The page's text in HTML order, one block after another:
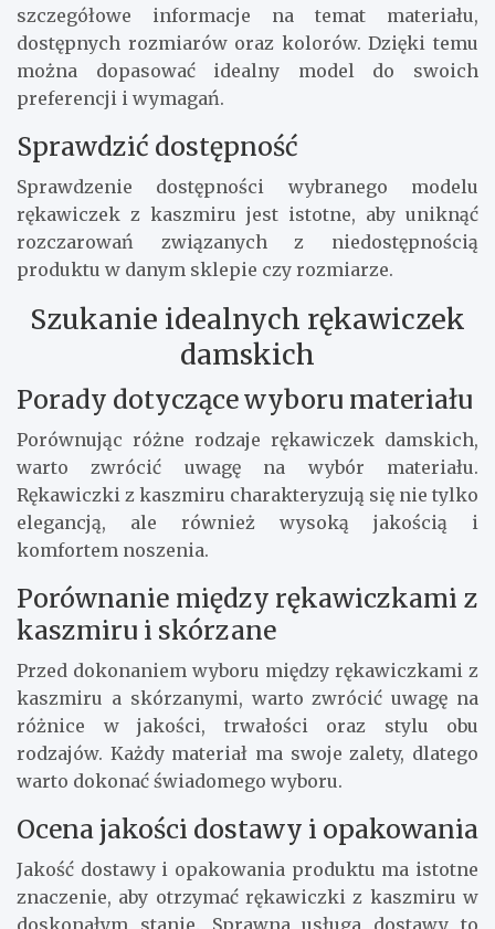
szczegółowe informacje na temat materiału,
dostępnych rozmiarów oraz kolorów. Dzięki temu
można dopasować idealny model do swoich
preferencji i wymagań.
Sprawdzić dostępność
Sprawdzenie dostępności wybranego modelu
rękawiczek z kaszmiru jest istotne, aby uniknąć
rozczarowań związanych z niedostępnością
produktu w danym sklepie czy rozmiarze.
Szukanie idealnych rękawiczek
damskich
Porady dotyczące wyboru materiału
Porównując różne rodzaje rękawiczek damskich,
warto zwrócić uwagę na wybór materiału.
Rękawiczki z kaszmiru charakteryzują się nie tylko
elegancją, ale również wysoką jakością i
komfortem noszenia.
Porównanie między rękawiczkami z
kaszmiru i skórzane
Przed dokonaniem wyboru między rękawiczkami z
kaszmiru a skórzanymi, warto zwrócić uwagę na
różnice w jakości, trwałości oraz stylu obu
rodzajów. Każdy materiał ma swoje zalety, dlatego
warto dokonać świadomego wyboru.
Ocena jakości dostawy i opakowania
Jakość dostawy i opakowania produktu ma istotne
znaczenie, aby otrzymać rękawiczki z kaszmiru w
doskonałym stanie. Sprawna usługa dostawy to